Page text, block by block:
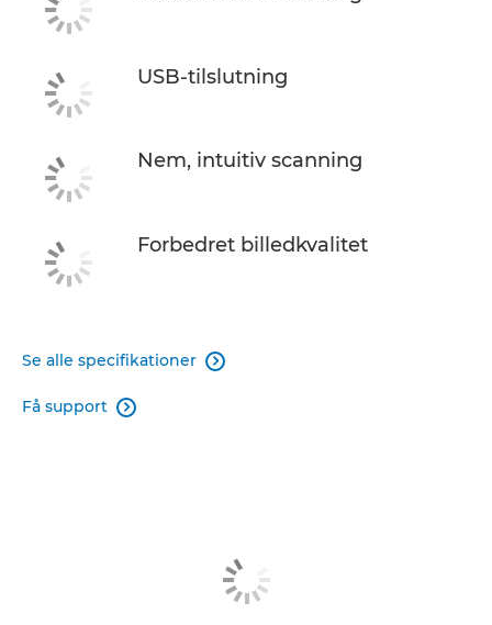
USB-tilslutning
Nem, intuitiv scanning
Forbedret billedkvalitet
Se alle specifikationer 
Få support 